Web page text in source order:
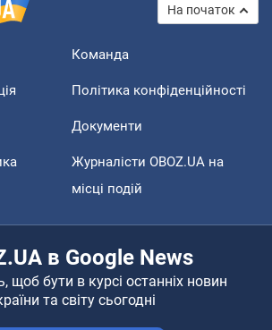
На початок
Команда
Політика конфіденційності
Документи
Журналісти OBOZ.UA на
місці подій
в Google News
щоб бути в курсі останніх новин
та світу сьогодні